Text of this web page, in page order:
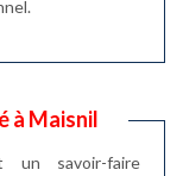
à Maisnil
un savoir-faire